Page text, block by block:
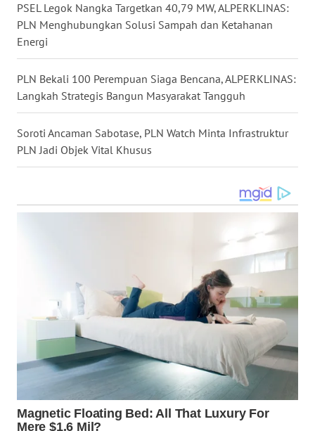
PSEL Legok Nangka Targetkan 40,79 MW, ALPERKLINAS:
PLN Menghubungkan Solusi Sampah dan Ketahanan
Energi
PLN Bekali 100 Perempuan Siaga Bencana, ALPERKLINAS:
Langkah Strategis Bangun Masyarakat Tangguh
Soroti Ancaman Sabotase, PLN Watch Minta Infrastruktur
PLN Jadi Objek Vital Khusus
DEPOK
WN
UTARA
WN
SAMOSIR
WN
CIANJUR
WN
KEPULAUAN
SERIBU
WN
TANGERANG